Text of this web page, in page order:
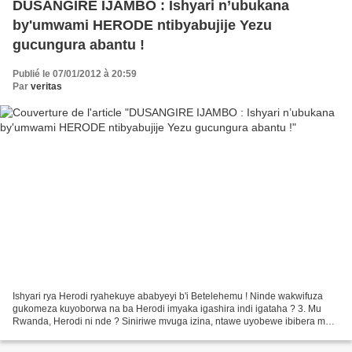
DUSANGIRE IJAMBO : Ishyari n’ubukana
by'umwami HERODE ntibyabujije Yezu
gucungura abantu !
Publié le 07/01/2012 à 20:59
Par veritas
Ishyari rya Herodi ryahekuye ababyeyi b'i Betelehemu ! Ninde wakwifuza
gukomeza kuyoborwa na ba Herodi imyaka igashira indi igataha ? 3. Mu
Rwanda, Herodi ni nde ? Siniriwe mvuga izina, ntawe uyobewe ibibera mu